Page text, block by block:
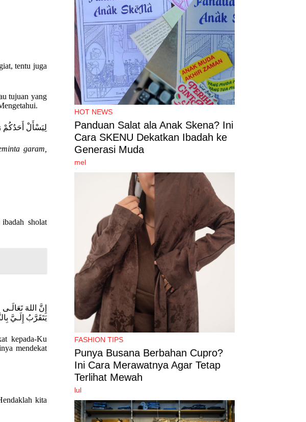
tentu juga
tujuan yang
لِيَسْأَلْ أَحَدُكُمْ
garam,
sholat
إِنَّ اللهَ
يَتَقَرَّبُ إِلَـيَّ
kepada-Ku
mendekat
kita
HOT NEWS
Panduan Salat ala Anak Skena? Ini
Cara SKENU Dekatkan Ibadah ke
Generasi Muda
mel
FASHION TIPS
Punya Busana Berbahan Cupro?
Ini Cara Merawatnya Agar Tetap
Terlihat Mewah
lul